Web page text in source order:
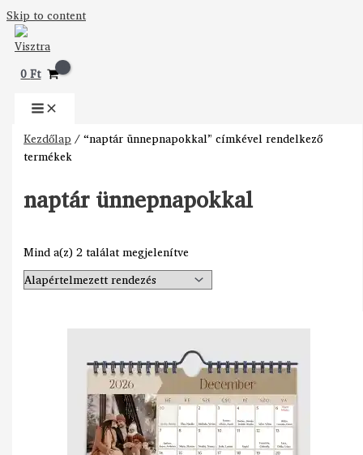
Skip to content
0Ft
Kezdőlap / “naptár ünnepnapokkal” címkével rendelkező
termékek
naptár ünnepnapokkal
Mind a(z) 2 találat megjelenítve